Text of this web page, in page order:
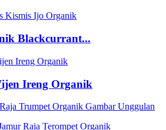
Blackcurrant...
Ireng Organik